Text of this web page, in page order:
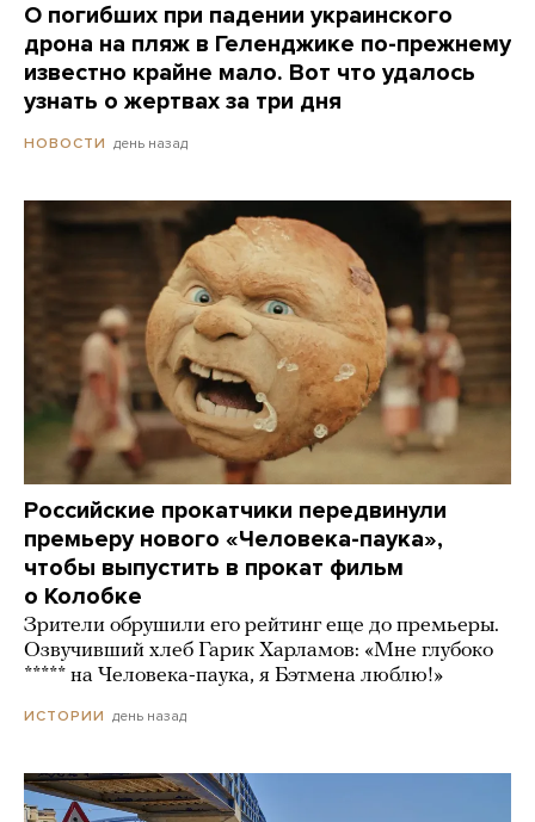
О погибших при падении украинского
дрона на пляж в Геленджике по-прежнему
известно крайне мало. Вот что удалось
узнать о жертвах за три дня
НОВОСТИ день назад
Российские прокатчики передвинули
премьеру нового «Человека-паука»,
чтобы выпустить в прокат фильм
о Колобке
Зрители обрушили его рейтинг еще до премьеры.
Озвучивший хлеб Гарик Харламов: «Мне глубоко
***** на Человека-паука, я Бэтмена люблю!»
ИСТОРИИ день назад